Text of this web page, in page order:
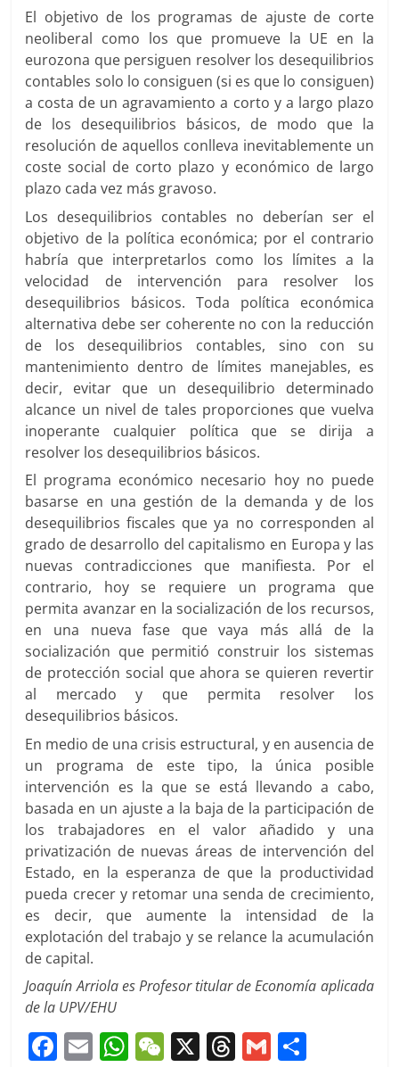
El objetivo de los programas de ajuste de corte
neoliberal como los que promueve la UE en la
eurozona que persiguen resolver los desequilibrios
contables solo lo consiguen (si es que lo consiguen)
a costa de un agravamiento a corto y a largo plazo
de los desequilibrios básicos, de modo que la
resolución de aquellos conlleva inevitablemente un
coste social de corto plazo y económico de largo
plazo cada vez más gravoso.
Los desequilibrios contables no deberían ser el
objetivo de la política económica; por el contrario
habría que interpretarlos como los límites a la
velocidad de intervención para resolver los
desequilibrios básicos. Toda política económica
alternativa debe ser coherente no con la reducción
de los desequilibrios contables, sino con su
mantenimiento dentro de límites manejables, es
decir, evitar que un desequilibrio determinado
alcance un nivel de tales proporciones que vuelva
inoperante cualquier política que se dirija a
resolver los desequilibrios básicos.
El programa económico necesario hoy no puede
basarse en una gestión de la demanda y de los
desequilibrios fiscales que ya no corresponden al
grado de desarrollo del capitalismo en Europa y las
nuevas contradicciones que manifiesta. Por el
contrario, hoy se requiere un programa que
permita avanzar en la socialización de los recursos,
en una nueva fase que vaya más allá de la
socialización que permitió construir los sistemas
de protección social que ahora se quieren revertir
al mercado y que permita resolver los
desequilibrios básicos.
En medio de una crisis estructural, y en ausencia de
un programa de este tipo, la única posible
intervención es la que se está llevando a cabo,
basada en un ajuste a la baja de la participación de
los trabajadores en el valor añadido y una
privatización de nuevas áreas de intervención del
Estado, en la esperanza de que la productividad
pueda crecer y retomar una senda de crecimiento,
es decir, que aumente la intensidad de la
explotación del trabajo y se relance la acumulación
de capital.
Joaquín Arriola es Profesor titular de Economía aplicada
de la UPV/EHU
F E W W X T G